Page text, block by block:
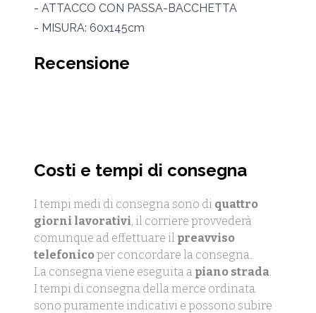
- ATTACCO CON PASSA-BACCHETTA
- MISURA: 60x145cm
Recensione
Costi e tempi di consegna
I tempi medi di consegna sono di quattro
giorni lavorativi, il corriere provvederà
comunque ad effettuare il preavviso
telefonicoper concordare la consegna.
La consegna viene eseguita a piano strada.
I tempi di consegna della merce ordinata
sono puramente indicativi e possono subire